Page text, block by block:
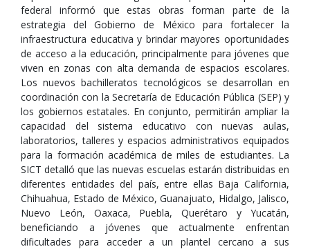
federal informó que estas obras forman parte de la
estrategia del Gobierno de México para fortalecer la
infraestructura educativa y brindar mayores oportunidades
de acceso a la educación, principalmente para jóvenes que
viven en zonas con alta demanda de espacios escolares.
Los nuevos bachilleratos tecnológicos se desarrollan en
coordinación con la Secretaría de Educación Pública (SEP) y
los gobiernos estatales. En conjunto, permitirán ampliar la
capacidad del sistema educativo con nuevas aulas,
laboratorios, talleres y espacios administrativos equipados
para la formación académica de miles de estudiantes. La
SICT detalló que las nuevas escuelas estarán distribuidas en
diferentes entidades del país, entre ellas Baja California,
Chihuahua, Estado de México, Guanajuato, Hidalgo, Jalisco,
Nuevo León, Oaxaca, Puebla, Querétaro y Yucatán,
beneficiando a jóvenes que actualmente enfrentan
dificultades para acceder a un plantel cercano a sus